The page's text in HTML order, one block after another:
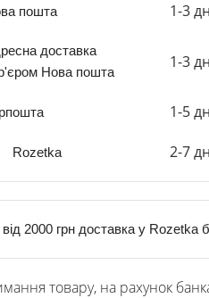
пошта 1-3
доставка
Нова пошта
1-3
1-5
Rozetka 2-7
2000 грн доставка у Rozetka
товару, на рахунок